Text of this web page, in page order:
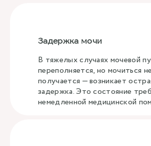
Задержка мочи
В тяжелых случаях мочевой
переполняется, но мочиться не
получается — возникает
задержка. Это состояние
немедленной медицинской